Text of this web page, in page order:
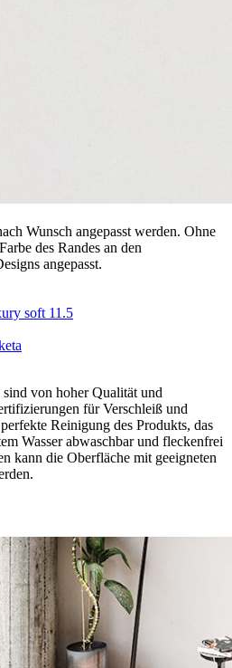
Wunsch angepasst werden. Ohne
des Randes an den
angepasst.
soft 11.5
von hoher Qualität und
für Verschleiß und
Reinigung des Produkts, das
Wasser abwaschbar und fleckenfrei
kann die Oberfläche mit geeigneten